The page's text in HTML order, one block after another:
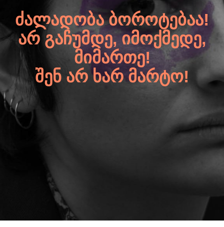
ᲫᲐᲚᲐᲓᲝᲑᲐ ᲑᲝᲠᲝᲢᲔᲑᲐᲐ!
ᲐᲠ ᲒᲐᲩᲣᲛᲓᲔ, ᲘᲛᲝᲥᲛᲔᲓᲔ,
ᲛᲘᲛᲐᲠᲗᲔ!
ᲨᲔᲜ ᲐᲠ ᲮᲐᲠ ᲛᲐᲠᲢᲝ!